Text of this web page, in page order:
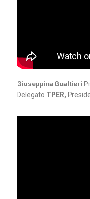
Giuseppina Gualtieri
Delegato TPER,